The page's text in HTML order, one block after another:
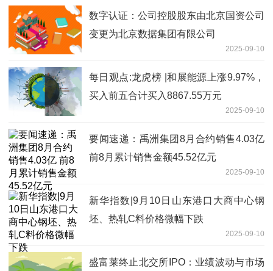
数字认证：公司控股股东由北京国资公司
变更为北京数据集团有限公司
2025-09-10
每日观点:龙虎榜 |和展能源上涨9.97%，
买入前五合计买入8867.55万元
2025-09-10
要闻速递：禹洲集团8月合约销售4.03亿
前8月累计销售金额45.52亿元
2025-09-10
新华指数|9月10日山东港口大商中心钢
坯、热轧C料价格微幅下跌
2025-09-10
盛富莱终止北交所IPO：业绩波动与市场